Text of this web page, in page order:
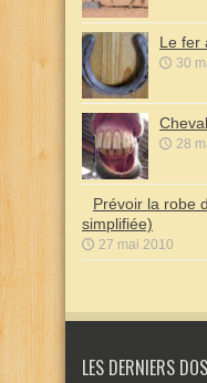
Le fer
30
28
Prévoir la robe
simplifiée)
27 mai 2010
LES DERNIERS